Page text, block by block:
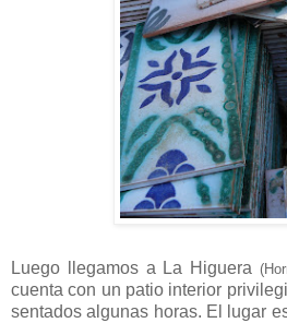
Luego llegamos a La Higuera
cuenta con un patio interior
sentados algunas horas. El lugar